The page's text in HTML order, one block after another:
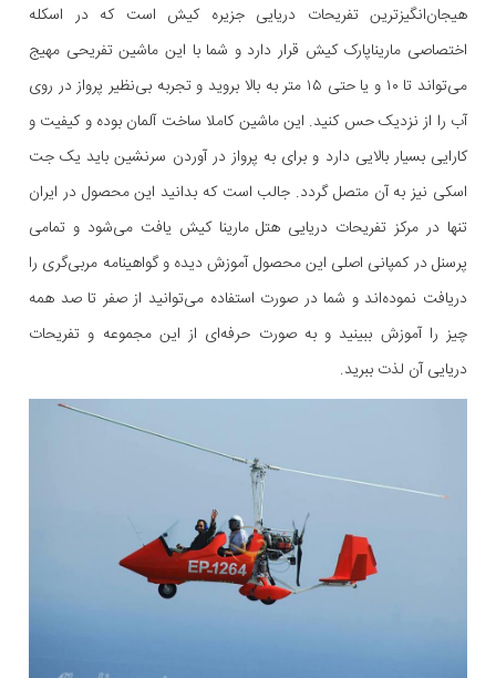
هیجان‌انگیزترین تفریحات دریایی جزیره کیش است که در اسکله
اختصاصی ماریناپارک کیش قرار دارد و شما با این ماشین تفریحی مهیج
می‌تواند تا ۱۰ و یا حتی ۱۵ متر به بالا بروید و تجربه بی‌نظیر پرواز در روی
آب را از نزدیک حس کنید. این ماشین کاملا ساخت آلمان بوده و کیفیت و
کارایی بسیار بالایی دارد و برای به پرواز در آوردن سرنشین باید یک جت
اسکی نیز به آن متصل گردد. جالب است که بدانید این محصول در ایران
تنها در مرکز تفریحات دریایی هتل مارینا کیش یافت می‌شود و تمامی
پرسنل در کمپانی اصلی این محصول آموزش دیده و گواهینامه مربی‌گری را
دریافت نموده‌اند و شما در صورت استفاده می‌توانید از صفر تا صد همه
چیز را آموزش ببینید و به صورت حرفه‌ای از این مجموعه و تفریحات
دریایی آن لذت ببرید.